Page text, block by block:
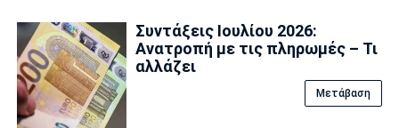
Συντάξεις Ιουλίου 2026:
Ανατροπή με τις πληρωμές – Τι
αλλάζει
Μετάβαση